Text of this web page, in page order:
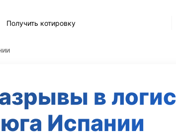
Получить котировку
в
Испании